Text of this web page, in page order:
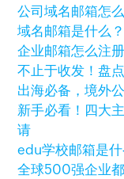
公司域名邮箱怎
域名邮箱是什么
企业邮箱怎么注
不止于收发！盘
出海必备，境外
新手必看！四大
请
edu学校邮箱是
全球500强企业